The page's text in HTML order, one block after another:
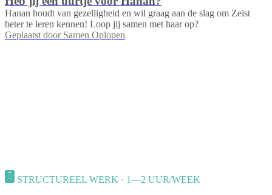
Hanan houdt van gezelligheid en wil graag aan de slag om Zeist
beter te leren kennen! Loop jij samen met haar op?
Geplaatst door Samen Oplopen
STRUCTUREEL WERK · 1—2 UUR/WEEK